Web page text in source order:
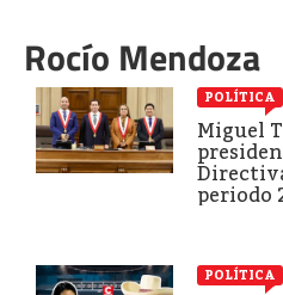
Rocío Mendoza
POLÍTICA
Miguel
periodo
POLÍTICA